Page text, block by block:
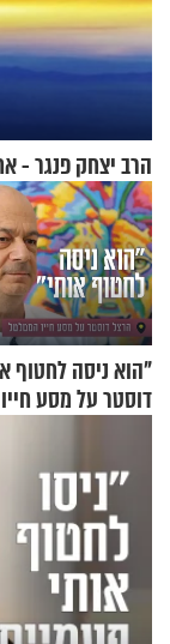
הרב יצחק פנגר -
"הוא ניסה לחטוף
דוסטר על מסע